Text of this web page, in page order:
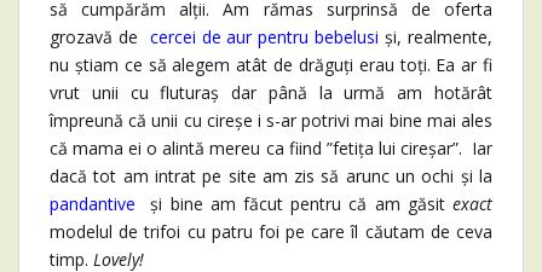
să cumpărăm alții. Am rămas surprinsă de oferta
grozavă de cercei de aur pentru bebelusi și, realmente,
nu știam ce să alegem atât de drăguți erau toți. Ea ar fi
vrut unii cu fluturaș dar până la urmă am hotărât
împreună că unii cu cireșe i s-ar potrivi mai bine mai ales
că mama ei o alintă mereu ca fiind ”fetița lui cireșar”. Iar
dacă tot am intrat pe site am zis să arunc un ochi și la
pandantive și bine am făcut pentru că am găsit exact
modelul de trifoi cu patru foi pe care îl căutam de ceva
timp. Lovely!